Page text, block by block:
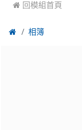
 回模組首頁
 相簿